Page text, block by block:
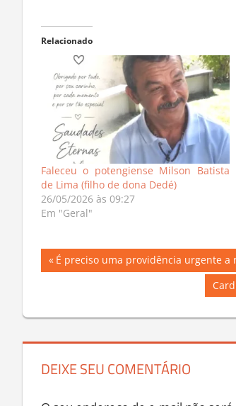
Faleceu o potengiense Milson Batista
de Lima (filho de dona Dedé)
26/05/2026 às 09:27
Em "Geral"
Navegação
Post
Previous
É preciso uma providência urgente
Next
DEIXE SEU COMENTÁRIO